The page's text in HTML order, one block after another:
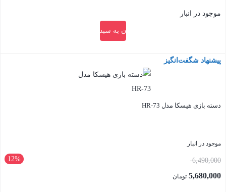
موجود در انبار
افزودن به سبد خرید
بستن
پیشنهاد شگفت‌انگیز
دسته بازی هیسکا مدل HR-73
موجود در انبار
12% 6,490,000 قیمت
اصلی:5,680,000 تومان